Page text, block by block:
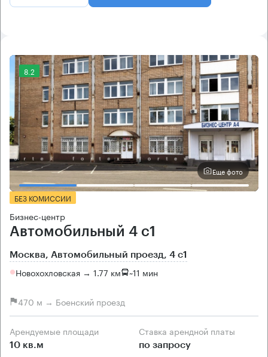
8.2
Еще фото
БЕЗ КОМИССИИ
Бизнес-центр
Автомобильный 4 с1
Москва, Автомобильный проезд, 4 с1
Новохохловская → 1.77 км ~11 мин
470 м → Боенский проезд
Арендуемые площади
10 кв.м
Ставка арендной платы
по запросу